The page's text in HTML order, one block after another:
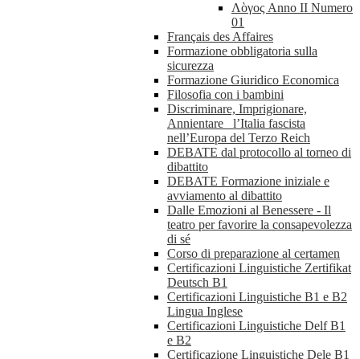
Λὸγος Anno II Numero
01
Français des Affaires
Formazione obbligatoria sulla
sicurezza
Formazione Giuridico Economica
Filosofia con i bambini
Discriminare, Imprigionare,
Annientare_ l’Italia fascista
nell’Europa del Terzo Reich
DEBATE dal protocollo al torneo di
dibattito
DEBATE Formazione iniziale e
avviamento al dibattito
Dalle Emozioni al Benessere - Il
teatro per favorire la consapevolezza
di sé
Corso di preparazione al certamen
Certificazioni Linguistiche Zertifikat
Deutsch B1
Certificazioni Linguistiche B1 e B2
Lingua Inglese
Certificazioni Linguistiche Delf B1
e B2
Certificazione Linguistiche Dele B1